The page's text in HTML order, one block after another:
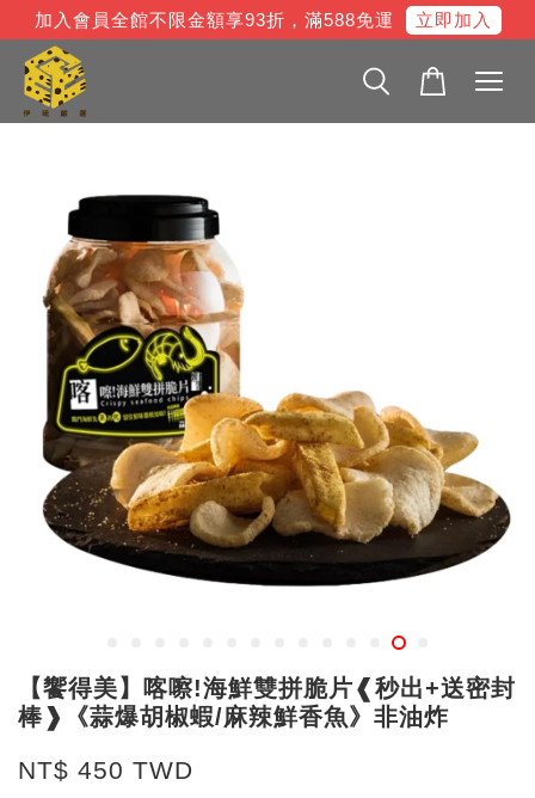
加入會員全館不限金額享93折，滿588免運 立即加入
【饗得美】喀嚓!海鮮雙拼脆片❰秒出+送密封
棒❱《蒜爆胡椒蝦/麻辣鮮香魚》非油炸
NT$ 450 TWD